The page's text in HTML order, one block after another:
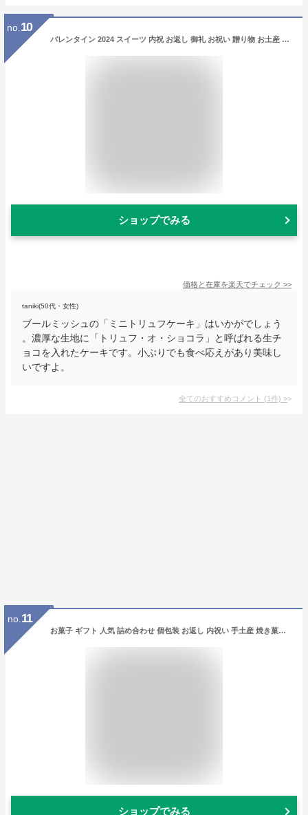
no. 10
バレンタイン 2024 スイーツ 内祝 お返し 御礼 お祝い 贈り物 お土産 プレゼント ギフト 詰め合わせ お供え お取り寄せ ブールミッシュ 洋菓子 焼き菓子 MTC-12 ミニトリュフケーキ（ミックス）12個入り 常温 チョコ 抹茶 個包装 吉田菊次郎
ショップでみる
価格と在庫を楽天でチェック >>
taniki(50代・女性)
ブールミッシュの「ミニトリュフケーキ」はいかがでしょう
。濃厚な生地に「トリュフ・オ・ショコラ」と呼ばれる生チ
ョコを入れたケーキです。小ぶりでも食べ応えがあり美味し
いですよ。
全てのおすすめコメント (1件) >
no. 11
お菓子 ギフト 人気 詰め合わせ 個包装 お返し 内祝い 手土産 焼き菓子 退職 アンリシャルパンティエ ガトー･キュイ･アソート Mボックス
ショップでみる